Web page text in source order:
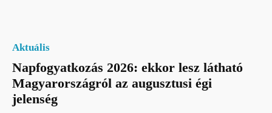
Aktuális
Napfogyatkozás 2026: ekkor lesz látható
Magyarországról az augusztusi égi
jelenség